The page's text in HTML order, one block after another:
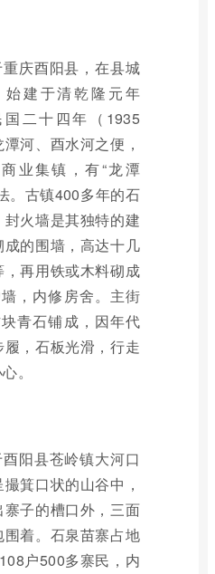
庆酉阳县，在县城
建于清乾隆元年
国二十四年（1935
河、酉水河之便，
业集镇，有“龙潭
。古镇400多年的石
火墙是其独特的建
的围墙，高达十几
再用铁或木料砌成
，内修房舍。主街
青石铺成，因年代
，石板光滑，行走
。
阳县苍岭镇大河口
箕口状的山谷中，
子的槽口外，三面
着。石泉苗寨占地
户500多寨民，内